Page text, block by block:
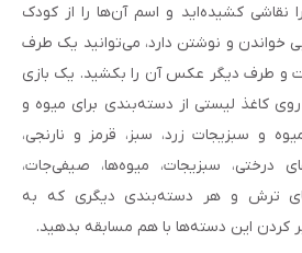
نقاشی کشیده‌اید و اسم آن‌ها را از کودک
خواندن و نوشتن دارد، می‌توانید یک طرف
و طرف دیگر عکس آن را بکشید. یک بازی
کاغذ لیستی از دسته‌بندی برای میوه و
و سبزیجات زرد، سبز، قرمز و نارنجی،
درختی، سبزیجات، میوه‌ها، صیفی‌جات،
ترش و هر دسته‌بندی دیگری که به
کردن این دسته‌ها با هم مسابقه بدهید.